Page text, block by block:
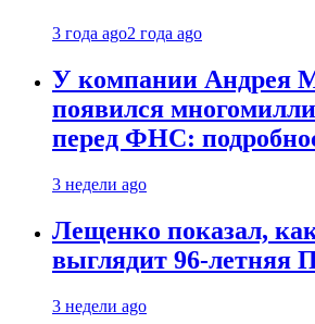
3 года ago2 года ago
У компании Андрея
появился
перед ФНС:
3 недели ago
Лещенко показал,
выглядит 96-летняя
3 недели ago